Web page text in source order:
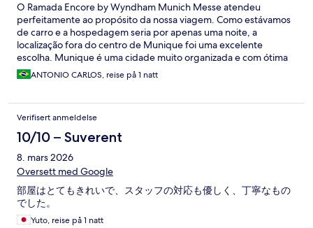
O Ramada Encore by Wyndham Munich Messe atendeu
perfeitamente ao propósito da nossa viagem. Como estávamos
de carro e a hospedagem seria por apenas uma noite, a
localização fora do centro de Munique foi uma excelente
escolha. Munique é uma cidade muito organizada e com ótima
oferta de estacionamentos, o que facilita bastante a locomoção
de carro. O hotel segue o padrão de qualidade esperado da
funcionando muito bem. O grande destaque foi o café da
manhã, excelente, com grande variedade e produtos de
qualidade, ideal para começar bem o dia antes de seguir
viagem. Vale apenas observar que não há comércio,
restaurantes ou atrações nas proximidades. Por isso, é uma
hospedagem mais indicada para quem está de carro ou tem
como objetivo apenas descansar e seguir viagem no dia
seguinte. Pela praticidade, conforto e excelente café da manhã,
foi uma ótima escolha para nossa passagem por Munique.
ANTONIO CARLOS, reise på 1 natt
Verifisert anmeldelse
10/10 – Suverent
8. mars 2026
Oversett med Google
部屋はとてもきれいで、スタッフの対応も優しく、丁寧なもの
でした。
Yuto, reise på 1 natt